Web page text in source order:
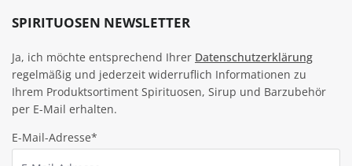
SPIRITUOSEN NEWSLETTER
Ja, ich möchte entsprechend Ihrer Datenschutzerklärung
regelmäßig und jederzeit widerruflich Informationen zu
Ihrem Produktsortiment Spirituosen, Sirup und Barzubehör
per E-Mail erhalten.
E-Mail-Adresse*